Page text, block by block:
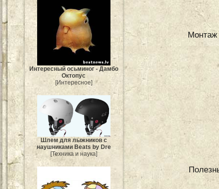
Интересный осьминог - Дамбо
Октопус
[Интересное]
Шлем для лыжников с
наушниками Beats by Dre
[Техника и наука]